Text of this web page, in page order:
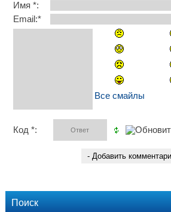
Имя *:
Email:*
Все смайлы
Код *:
Поиск